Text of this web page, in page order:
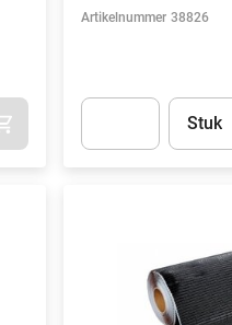
Artikelnummer 38826
Eenheid
Stuk